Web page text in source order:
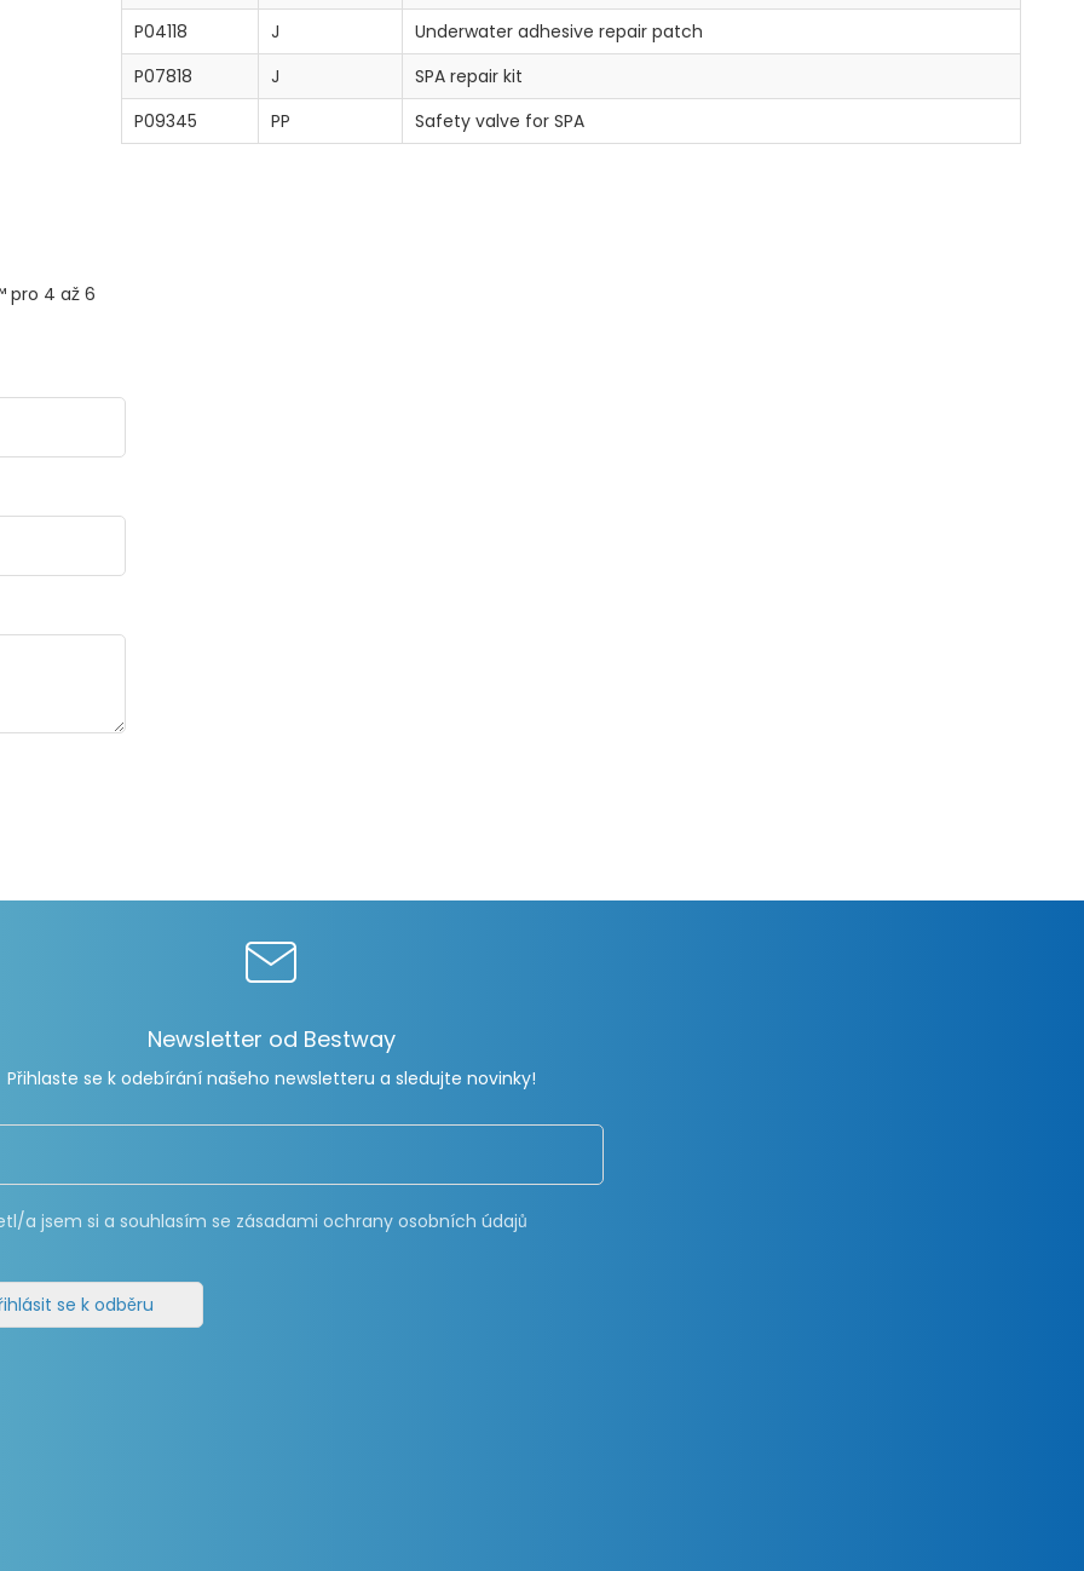
P04118
J
Underwater adhesive repair patch
P07818
J
SPA repair kit
P09345
PP Safety valve for SPA
pro 4 až 6
Newsletter od Bestway
Přihlaste se k odebírání našeho newsletteru a sledujte novinky!
a jsem si a souhlasím se zásadami ochrany osobních údajů
se k odběru